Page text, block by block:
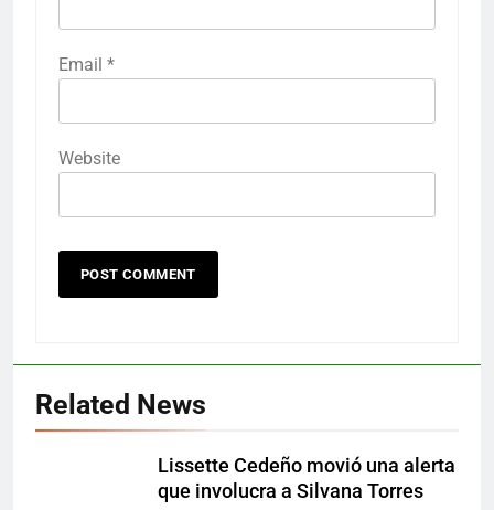
Email *
Website
Related News
Lissette Cedeño movió una alerta
que involucra a Silvana Torres